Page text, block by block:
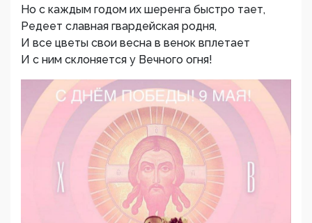
Но с каждым годом их шеренга быстро тает,
Редеет славная гвардейская родня,
И все цветы свои весна в венок вплетает
И с ним склоняется у Вечного огня!